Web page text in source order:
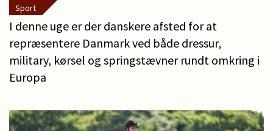
Sport
I denne uge er der danskere afsted for at
repræsentere Danmark ved både dressur,
military, kørsel og springstævner rundt omkring i
Europa